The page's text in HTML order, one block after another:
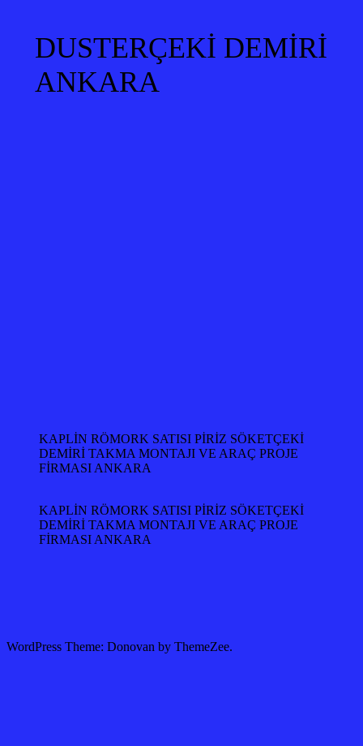
DUSTERÇEKİ DEMİRİ
ANKARA
KAPLİN RÖMORK SATISI PİRİZ SÖKETÇEKİ
DEMİRİ TAKMA MONTAJI VE ARAÇ PROJE
FİRMASI ANKARA
KAPLİN RÖMORK SATISI PİRİZ SÖKETÇEKİ
DEMİRİ TAKMA MONTAJI VE ARAÇ PROJE
FİRMASI ANKARA
WordPress Theme: Donovan by ThemeZee.